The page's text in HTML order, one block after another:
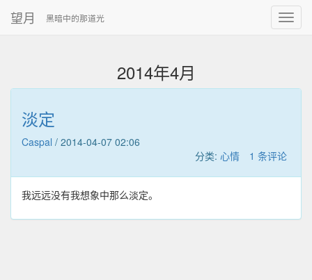
望月 黑暗中的那道光
2014年4月
淡定
Caspal / 2014-04-07 02:06
分类: 心情 1 条评论
我远远没有我想象中那么淡定。